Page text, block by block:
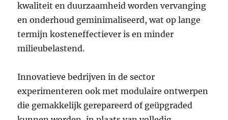
kwaliteit en duurzaamheid worden vervanging
en onderhoud geminimaliseerd, wat op lange
termijn kosteneffectiever is en minder
milieubelastend.
Innovatieve bedrijven in de sector
experimenteren ook met modulaire ontwerpen
die gemakkelijk gerepareerd of geüpgraded